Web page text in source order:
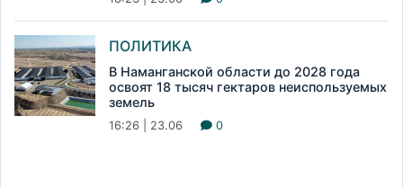
ПОЛИТИКА
В Наманганской области до 2028 года
освоят 18 тысяч гектаров неиспользуемых
земель
16:26 | 23.06 0